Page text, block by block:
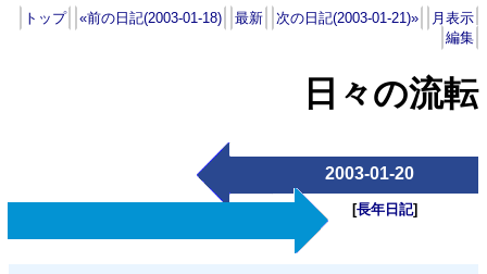
トップ «前の日記(2003-01-18) 最新 次の日記(2003-01-21)»
月表示
編集
日々の流転
2003-01-20
[長年日記]